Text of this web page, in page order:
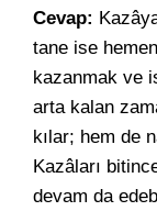
Cevap:
tane ise
kazanmak ve
arta kalan
kılar; hem de
Kazâları
devam da